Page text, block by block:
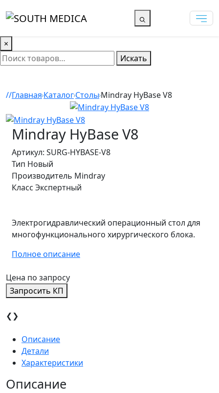
×
Искать
Главная КаталогСтолы Mindray HyBase V8
Mindray HyBase V8
Артикул: SURG-HYBASE-V8
Тип Новый
Производитель Mindray
Класс Экспертный
Электрогидравлический операционный стол для
многофункционального хирургического блока.
Полное описание
Цена по запросу
Запросить КП
❮❯
Описание
Детали
Характеристики
Описание